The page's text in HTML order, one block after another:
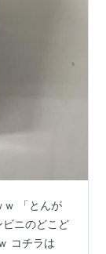
ｗ 「とんが
ニのどこど
コチラは